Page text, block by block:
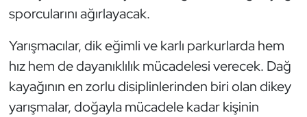
sporcularını ağırlayacak.
Yarışmacılar, dik eğimli ve karlı parkurlarda hem
hız hem de dayanıklılık mücadelesi verecek. Dağ
kayağının en zorlu disiplinlerinden biri olan dikey
yarışmalar, doğayla mücadele kadar kişinin
Golf
Güreş